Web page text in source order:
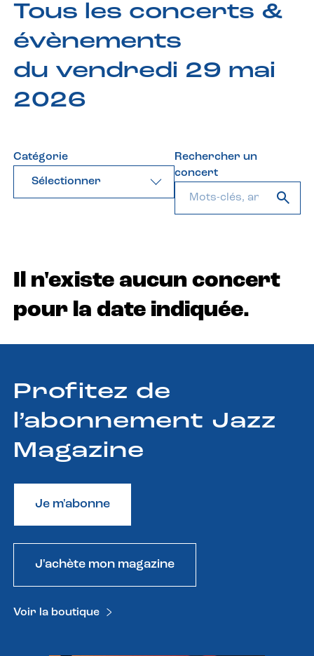
Tous les concerts &
évènements
du vendredi 29 mai
2026
Catégorie
Sélectionner
Rechercher un
concert
Il n'existe aucun concert
pour la date indiquée.
Profitez de
l’abonnement Jazz
Magazine
Je m'abonne
J'achète mon magazine
Voir la boutique